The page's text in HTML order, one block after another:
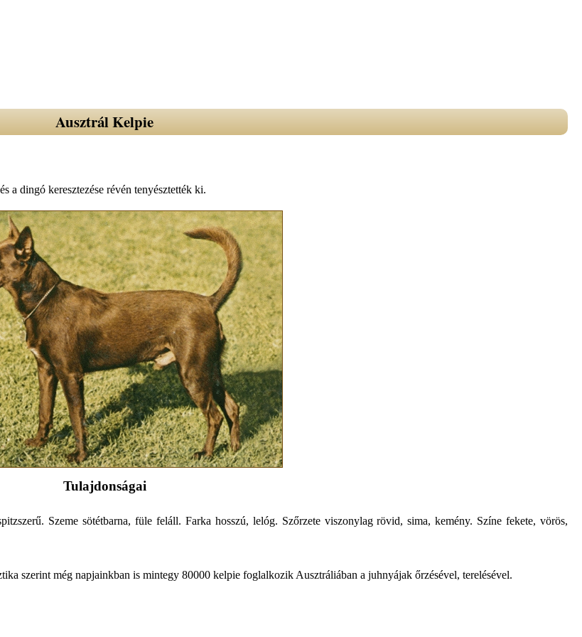
Ausztrál Kelpie
a dingó keresztezése révén tenyésztették ki.
Tulajdonságai
Szeme sötétbarna, füle feláll. Farka hosszú, lelóg. Szőrzete viszonylag rövid, sima, kemény. Színe fekete, vörös,
szerint még napjainkban is mintegy 80000 kelpie foglalkozik Ausztráliában a juhnyájak őrzésével, terelésével.